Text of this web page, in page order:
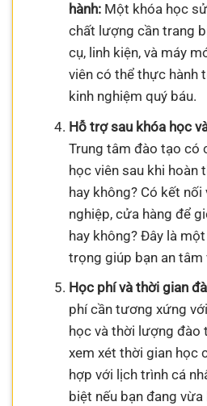
hành:Một khóa học
chất lượng cần trang
cụ, linh kiện, và máy
viên có thể thực hành
kinh nghiệm quý báu.
Hỗ trợ sau khóa học
Trung tâm đào tạo có
học viên sau khi hoàn
hay không? Có kết
nghiệp, cửa hàng để
hay không? Đây là
trọng giúp bạn an tâm
Học phí và thời gian
phí cần tương xứng
học và thời lượng đào
xem xét thời gian học
hợp với lịch trình cá
biệt nếu bạn đang